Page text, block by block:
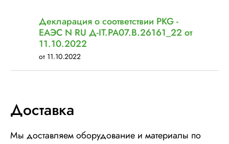
Декларация о соответствии PKG -
ЕАЭС N RU Д-IT.РА07.В.26161_22 от
11.10.2022
от 11.10.2022
Доставка
Мы доставляем оборудование и материалы по